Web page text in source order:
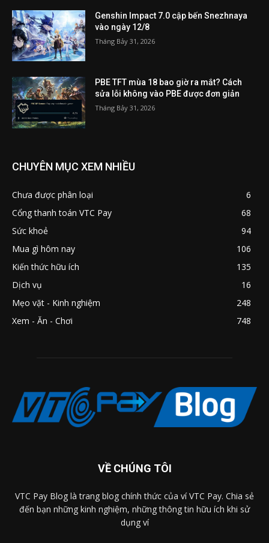
Genshin Impact 7.0 cập bến Snezhnaya
vào ngày 12/8
Tháng Bảy 31, 2026
PBE TFT mùa 18 bao giờ ra mắt? Cách
sửa lỗi không vào PBE được đơn giản
Tháng Bảy 31, 2026
CHUYÊN MỤC XEM NHIỀU
Chưa được phân loại
6
Cổng thanh toán VTC Pay
68
Sức khoẻ
94
Mua gì hôm nay
106
Kiến thức hữu ích
135
Dịch vụ
16
Mẹo vặt - Kinh nghiệm
248
Xem - Ăn - Chơi
748
VỀ CHÚNG TÔI
VTC Pay Blog là trang blog chính thức của ví VTC Pay. Chia sẻ
đến bạn những kinh nghiệm, những thông tin hữu ích khi sử
dụng ví